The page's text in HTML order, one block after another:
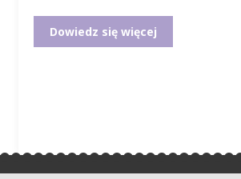
Dowiedz się więcej